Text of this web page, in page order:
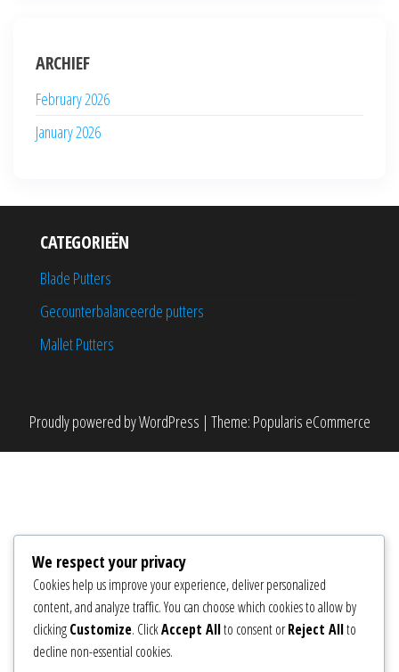
ARCHIEF
February 2026
January 2026
CATEGORIEËN
Blade Putters
Gecounterbalanceerde putters
Mallet Putters
Proudly powered byWordPress | Theme: Popularis eCommerce
We respect your privacy
Cookies help us improve your experience, deliver personalized
content, and analyze traffic. You can choose which cookies to allow by
clickingCustomize. ClickAccept Allto consent orReject Allto
decline non-essential cookies.